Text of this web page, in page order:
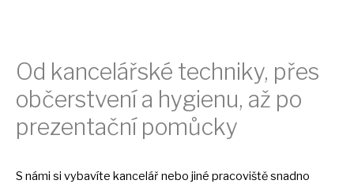
Od kancelářské techniky, přes
občerstvenía hygienu, až po
prezentační pomůcky
S námi si vybavíte kancelář nebo jiné pracoviště snadno